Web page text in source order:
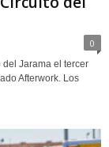
0
Jarama el tercer
Afterwork. Los